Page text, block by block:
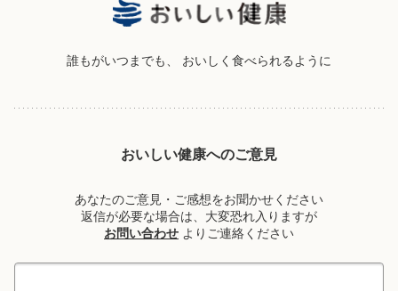
誰もがいつまでも、 おいしく食べられるように
おいしい健康へのご意見
あなたのご意見・ご感想をお聞かせください
返信が必要な場合は、大変恐れ入りますが
お問い合わせ よりご連絡ください